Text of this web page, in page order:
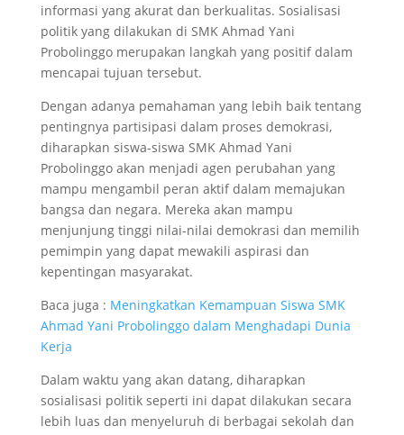
informasi yang akurat dan berkualitas. Sosialisasi
politik yang dilakukan di SMK Ahmad Yani
Probolinggo merupakan langkah yang positif dalam
mencapai tujuan tersebut.
Dengan adanya pemahaman yang lebih baik tentang
pentingnya partisipasi dalam proses demokrasi,
diharapkan siswa-siswa SMK Ahmad Yani
Probolinggo akan menjadi agen perubahan yang
mampu mengambil peran aktif dalam memajukan
bangsa dan negara. Mereka akan mampu
menjunjung tinggi nilai-nilai demokrasi dan memilih
pemimpin yang dapat mewakili aspirasi dan
kepentingan masyarakat.
Baca juga : Meningkatkan Kemampuan Siswa SMK
Ahmad Yani Probolinggo dalam Menghadapi Dunia
Kerja
Dalam waktu yang akan datang, diharapkan
sosialisasi politik seperti ini dapat dilakukan secara
lebih luas dan menyeluruh di berbagai sekolah dan